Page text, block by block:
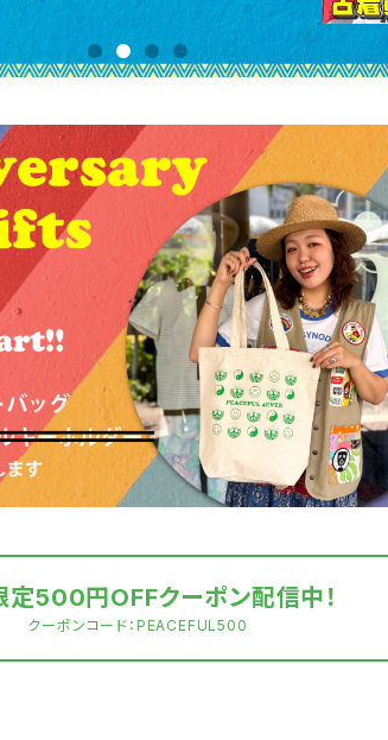
定500円OFFクーポン配信中！
クーポンコード：PEACEFUL500